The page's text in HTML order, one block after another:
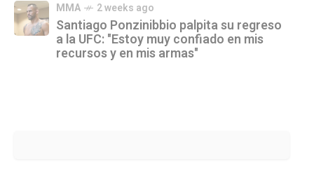
MMA 2 weeks ago
Santiago Ponzinibbio palpita su regreso
a la UFC: "Estoy muy confiado en mis
recursos y en mis armas"